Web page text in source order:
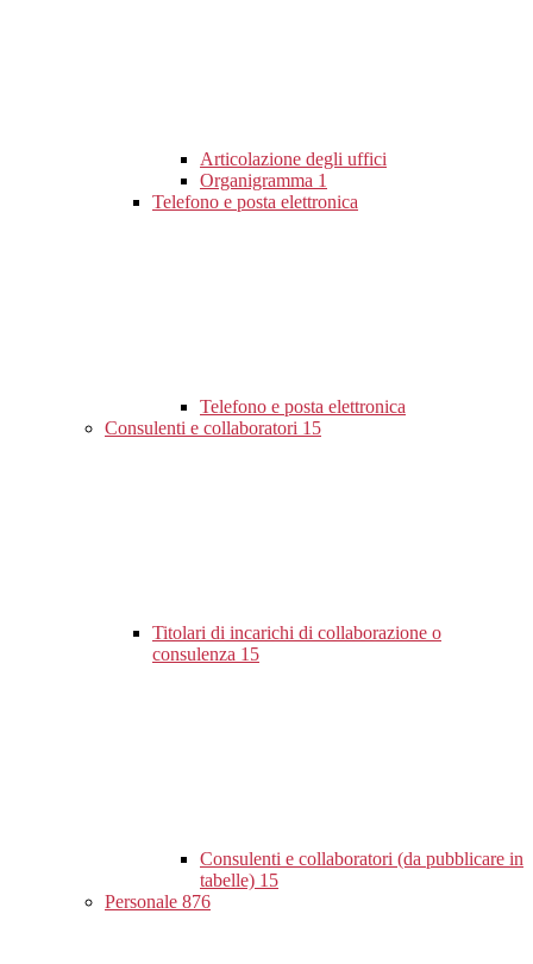
Articolazione degli uffici
Organigramma 1
Telefono e posta elettronica
Telefono e posta elettronica
Consulenti e collaboratori 15
Titolari di incarichi di collaborazione o
consulenza 15
Consulenti e collaboratori (da pubblicare in
tabelle) 15
Personale 876